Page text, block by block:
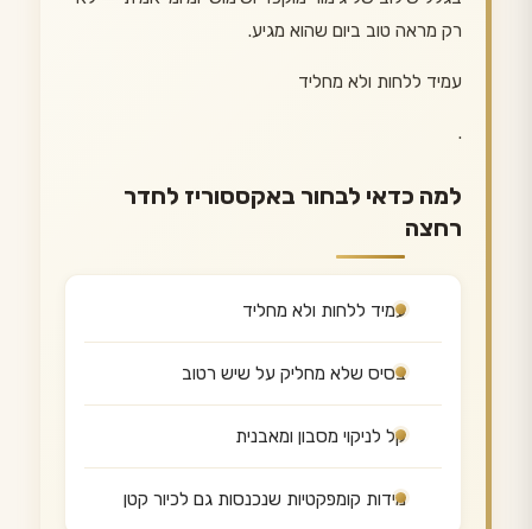
רק מראה טוב ביום שהוא מגיע.
עמיד ללחות ולא מחליד
.
למה כדאי לבחור באקססוריז לחדר
רחצה
עמיד ללחות ולא מחליד
בסיס שלא מחליק על שיש רטוב
קל לניקוי מסבון ומאבנית
מידות קומפקטיות שנכנסות גם לכיור קטן